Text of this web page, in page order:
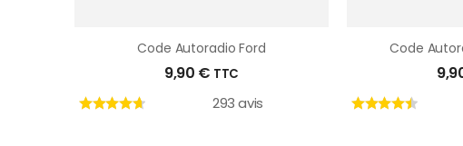
Code Autoradio Ford
9,90 € TTC
293 avis
Code